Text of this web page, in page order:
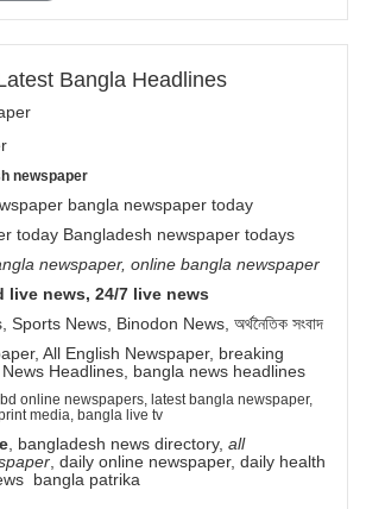
Latest Bangla Headlines
newspaper
bangla newspaper today
today Bangladesh newspaper todays
newspaper, online bangla newspaper
live news, 24/7 live news
News, Binodon News, অর্থনৈতিক সংবাদ
All English Newspaper, breaking
Headlines, bangla news headlines
online newspapers, latest bangla newspaper,
media, bangla live tv
, bangladesh news directory, all
, daily online newspaper, daily health
bangla patrika